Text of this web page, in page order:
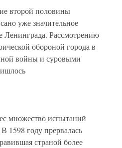
второй половины
уже значительное
Ленинграда. Рассмотрению
обороной города в
войны и суровыми
множество испытаний
1598 году прервалась
страной более